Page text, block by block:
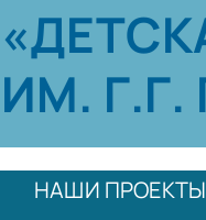
ИМ.
НАШИ ПРОЕКТЫ